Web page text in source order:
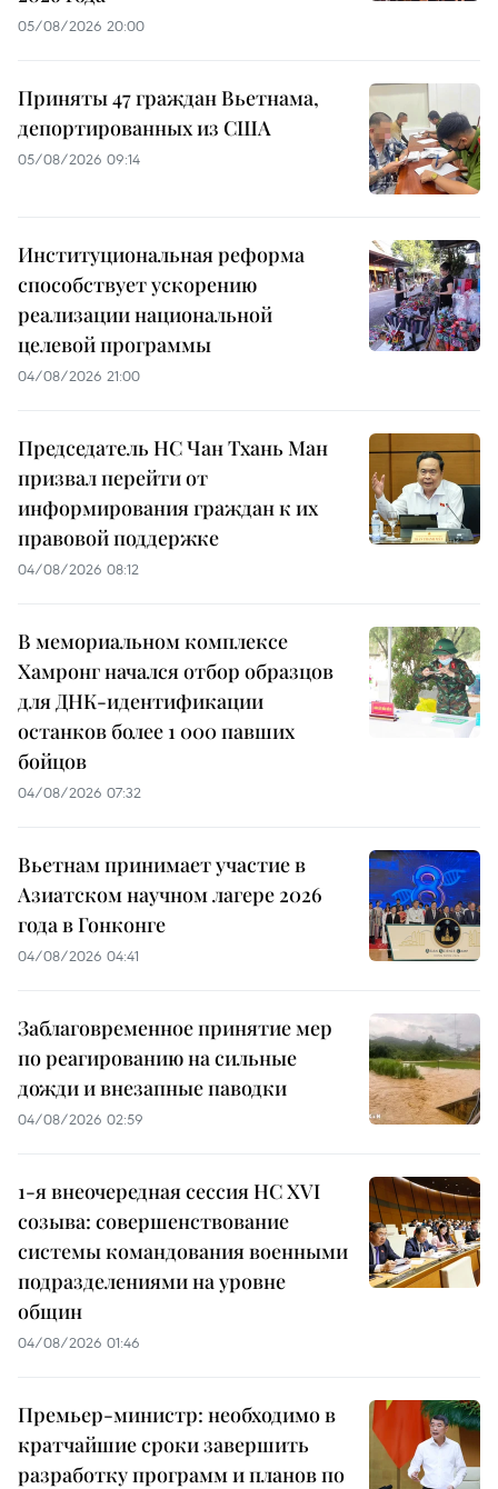
05/08/2026 20:00
Приняты 47 граждан Вьетнама,
депортированных из США
05/08/2026 09:14
Институциональная реформа
способствует ускорению
реализации национальной
целевой программы
04/08/2026 21:00
Председатель НС Чан Тхань Ман
призвал перейти от
информирования граждан к их
правовой поддержке
04/08/2026 08:12
В мемориальном комплексе
Хамронг начался отбор образцов
для ДНК-идентификации
останков более 1 000 павших
бойцов
04/08/2026 07:32
Вьетнам принимает участие в
Азиатском научном лагере 2026
года в Гонконге
04/08/2026 04:41
Заблаговременное принятие мер
по реагированию на сильные
дожди и внезапные паводки
04/08/2026 02:59
1-я внеочередная сессия НС XVI
созыва: совершенствование
системы командования военными
подразделениями на уровне
общин
04/08/2026 01:46
Премьер-министр: необходимо в
кратчайшие сроки завершить
разработку программ и планов по